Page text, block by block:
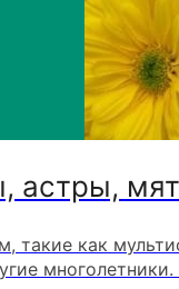
астры,
такие как